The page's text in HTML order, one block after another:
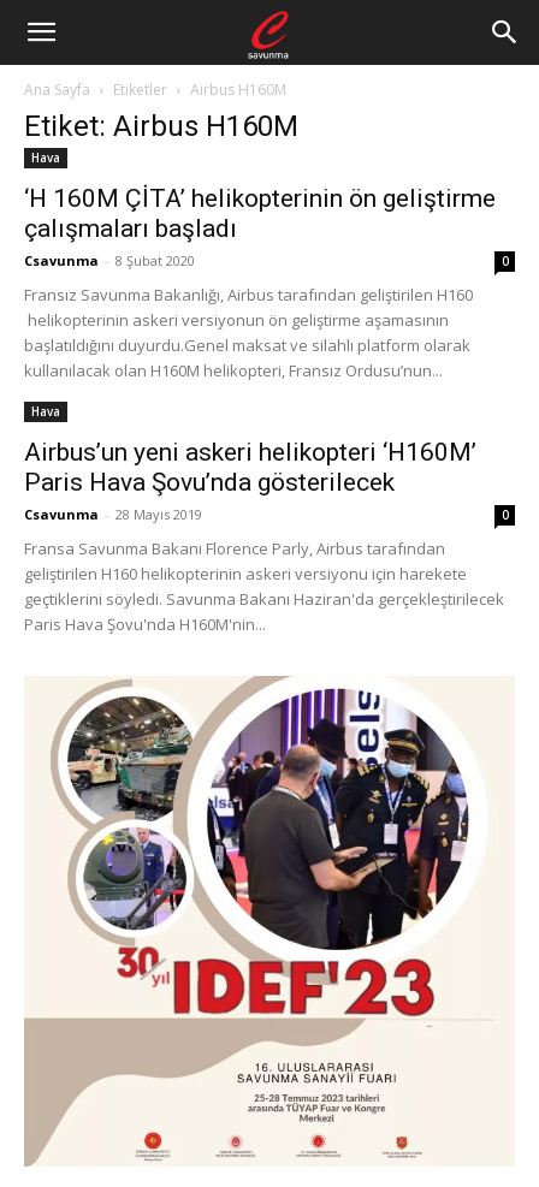
Ana Sayfa Etiketler Airbus H160M
Etiket: Airbus H160M
Hava
‘H 160M ÇİTA’ helikopterinin ön geliştirme
çalışmaları başladı
Csavunma - 8 Şubat 2020 0
Fransız Savunma Bakanlığı, Airbus tarafından geliştirilen H160
helikopterinin askeri versiyonun ön geliştirme aşamasının
başlatıldığını duyurdu.Genel maksat ve silahlı platform olarak
kullanılacak olan H160M helikopteri, Fransız Ordusu’nun...
Hava
Airbus’un yeni askeri helikopteri ‘H160M’
Paris Hava Şovu’nda gösterilecek
Csavunma - 28 Mayıs 2019 0
Fransa Savunma Bakanı Florence Parly, Airbus tarafından
geliştirilen H160 helikopterinin askeri versiyonu için harekete
geçtiklerini söyledi. Savunma Bakanı Haziran'da gerçekleştirilecek
Paris Hava Şovu'nda H160M'nin...